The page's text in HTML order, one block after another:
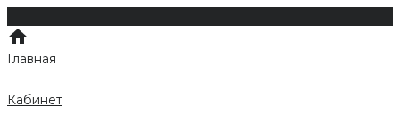
Главная
Кабинет